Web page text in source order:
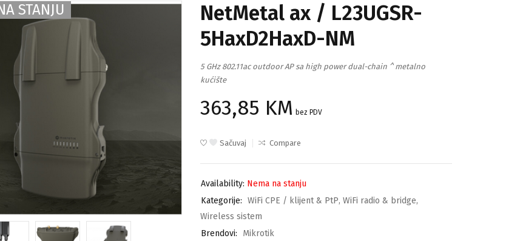
STANJU
NetMetal ax / L23UGSR-
5HaxD2HaxD-NM
5 GHz 802.11ac outdoor AP sa high power dual-chain ^ metalno
kućište
363,85 KM bez PDV
Sačuvaj Compare
Availability: Nema na stanju
Kategorije: WiFi CPE / klijent & PtP, WiFi radio & bridge,
Wireless sistem
Brendovi:
Mikrotik